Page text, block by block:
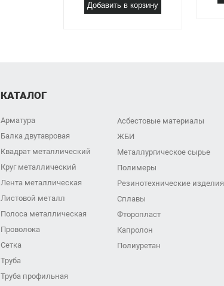
Добавить в корзину
КАТАЛОГ
Арматура
Балка двутавровая
Квадрат металлический
Круг металлический
Лента металлическая
Листовой металл
Полоса металлическая
Проволока
Сетка
Труба
Труба профильная
Асбестовые материалы
ЖБИ
Металлургическое сырье
Полимеры
Резинотехнические изделия
Сплавы
Фторопласт
Капролон
Полиуретан